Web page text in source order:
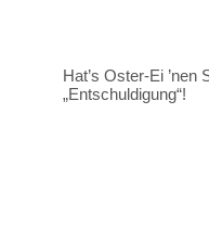
Hat’s Oster-Ei ’nen
„Entschuldigung“!